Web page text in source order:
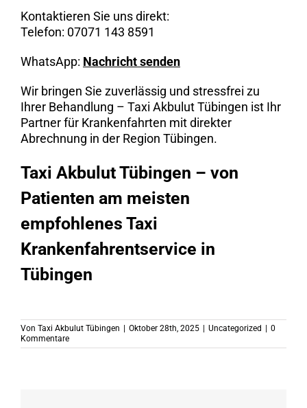
Kontaktieren Sie uns direkt:
Telefon: 07071 143 8591
WhatsApp: Nachricht senden
Wir bringen Sie zuverlässig und stressfrei zu
Ihrer Behandlung – Taxi Akbulut Tübingen ist Ihr
Partner für Krankenfahrten mit direkter
Abrechnung in der Region Tübingen.
Taxi Akbulut Tübingen – von
Patienten am meisten
empfohlenes Taxi
Krankenfahrentservice in
Tübingen
Von Taxi Akbulut Tübingen Oktober 28th, 2025 Uncategorized
0
Kommentare